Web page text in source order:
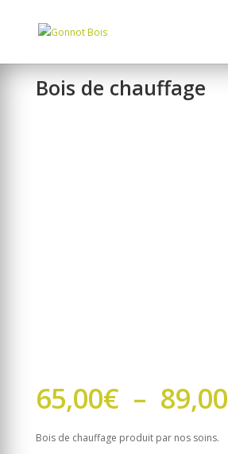
Bois de chauffage
65,00€ – 89,00
Bois de chauffage produit par nos soins.